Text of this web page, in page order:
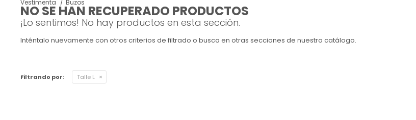
Vestimenta Buzos
NO SE HAN RECUPERADO PRODUCTOS
¡Lo sentimos! No hay productos en esta sección.
Inténtalo nuevamente con otros criterios de filtrado o busca en otras secciones de nuestro catálogo.
Filtrando por: Talle L
Ver todo
Maternal
Culotteless
Multiforma
Sin Bretel
Remeras
Camisas
Otros
Belleza
Bolsos y Carteras
Violeta
Verde